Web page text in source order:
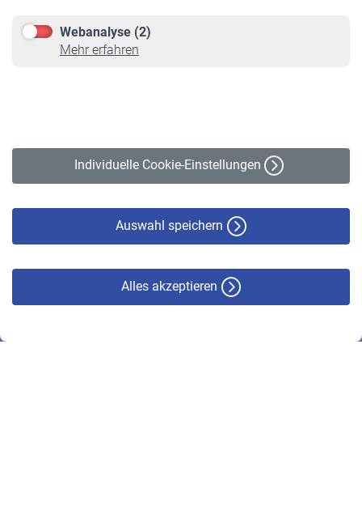
Webanalyse (2)
Mehr erfahren
Individuelle Cookie-Einstellungen
Auswahl speichern
Alles akzeptieren
Online-Rechner
VBLnewsletter
Erklärung zur Barrierefreiheit
© VBL 2026